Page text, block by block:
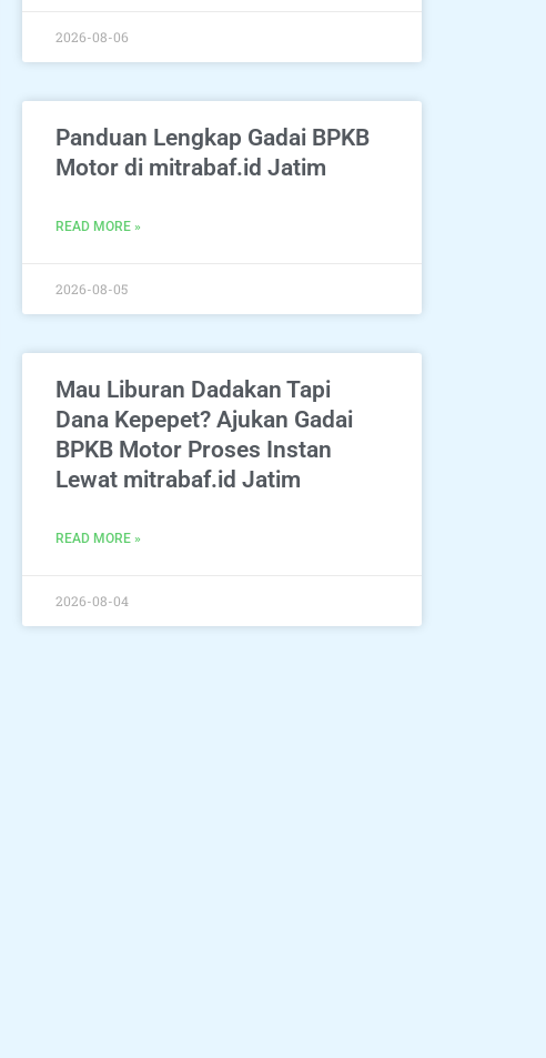
2026-08-06
Panduan Lengkap Gadai BPKB
Motor di mitrabaf.id Jatim
READ MORE »
2026-08-05
Mau Liburan Dadakan Tapi
Dana Kepepet? Ajukan Gadai
BPKB Motor Proses Instan
Lewat mitrabaf.id Jatim
READ MORE »
2026-08-04